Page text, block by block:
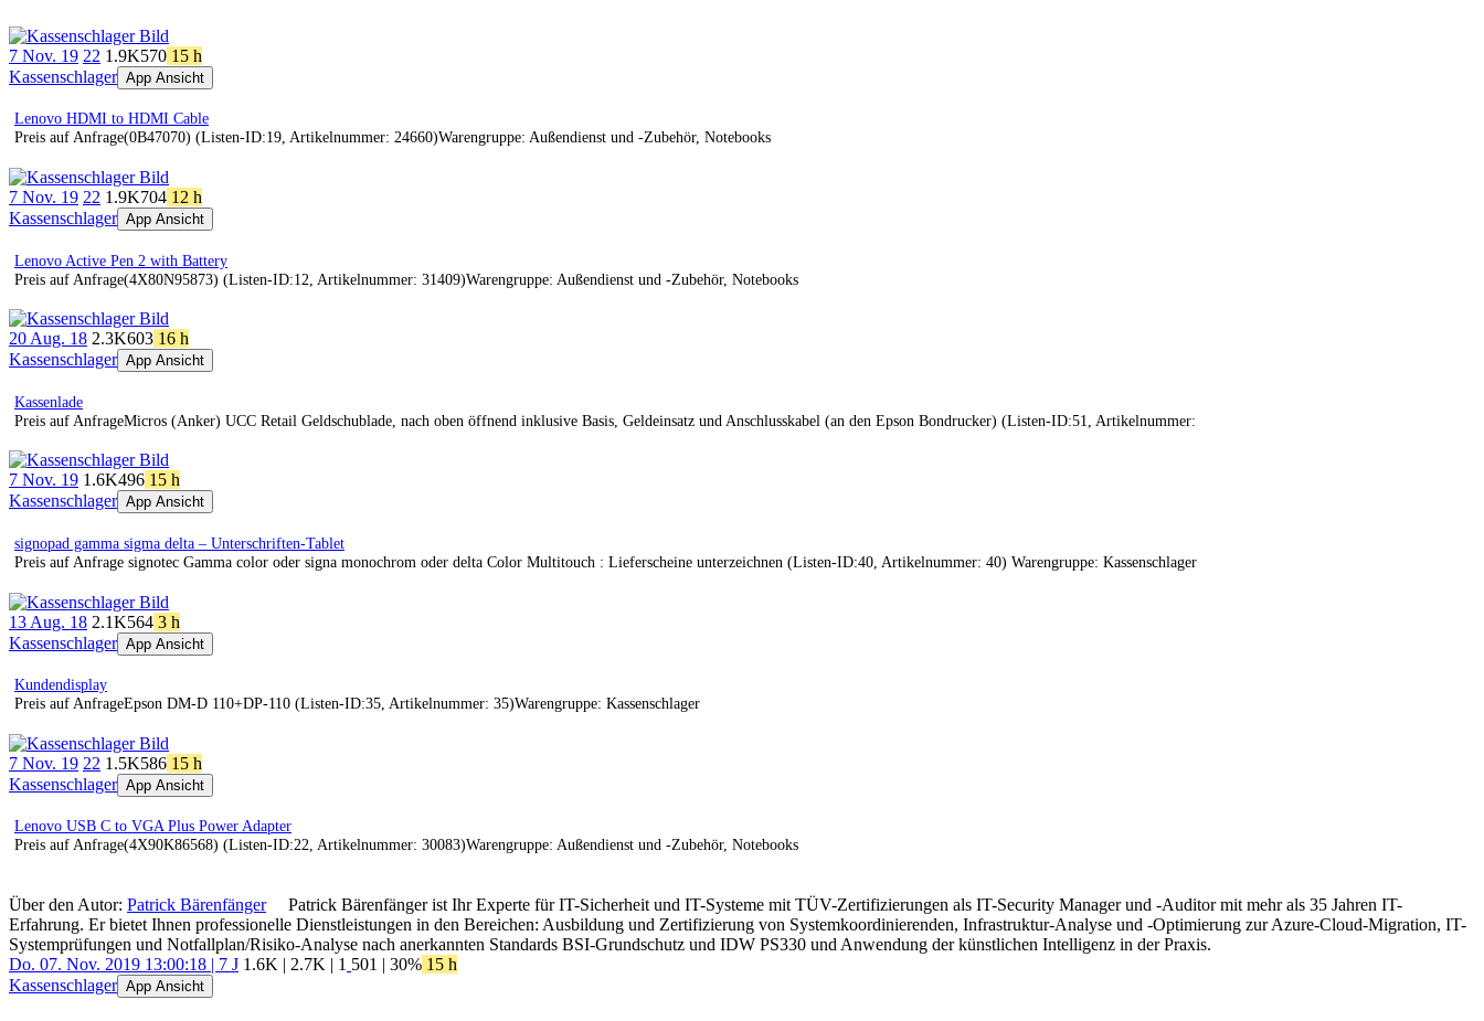
7 Nov. 19 22 1.9K570 15 h
Kassenschlager App Ansicht
Lenovo HDMI to HDMI Cable
Preis auf Anfrage(0B47070) (Listen-ID:19, Artikelnummer: 24660)Warengruppe: Außendienst und -Zubehör, Notebooks
7 Nov. 19 22 1.9K704 12 h
Kassenschlager App Ansicht
Lenovo Active Pen 2 with Battery
Preis auf Anfrage(4X80N95873) (Listen-ID:12, Artikelnummer: 31409)Warengruppe: Außendienst und -Zubehör, Notebooks
20 Aug. 18 2.3K603 16 h
Kassenschlager App Ansicht
Kassenlade
Preis auf AnfrageMicros (Anker) UCC Retail Geldschublade, nach oben öffnend inklusive Basis, Geldeinsatz und Anschlusskabel (an den Epson Bondrucker) (Listen-ID:51, Artikelnummer:
7 Nov. 19 1.6K496 15 h
Kassenschlager App Ansicht
signopad gamma sigma delta – Unterschriften-Tablet
Preis auf Anfrage signotec Gamma color oder signa monochrom oder delta Color Multitouch : Lieferscheine unterzeichnen (Listen-ID:40, Artikelnummer: 40) Warengruppe: Kassenschlager
13 Aug. 18 2.1K564 3 h
Kassenschlager App Ansicht
Kundendisplay
Preis auf AnfrageEpson DM-D 110+DP-110 (Listen-ID:35, Artikelnummer: 35)Warengruppe: Kassenschlager
7 Nov. 19 22 1.5K586 15 h
Kassenschlager App Ansicht
Lenovo USB C to VGA Plus Power Adapter
Preis auf Anfrage(4X90K86568) (Listen-ID:22, Artikelnummer: 30083)Warengruppe: Außendienst und -Zubehör, Notebooks
Über den Autor: Patrick Bärenfänger
Patrick Bärenfänger ist Ihr Experte für IT-Sicherheit und IT-Systeme mit TÜV-Zertifizierungen als IT-Security Manager und -Auditor mit mehr als 35 Jahren IT-
Erfahrung. Er bietet Ihnen professionelle Dienstleistungen in den Bereichen: Ausbildung und Zertifizierung von Systemkoordinierenden, Infrastruktur-Analyse und -Optimierung zur Azure-Cloud-Migration, IT-
Systemprüfungen und Notfallplan/Risiko-Analyse nach anerkannten Standards BSI-Grundschutz und IDW PS330 und Anwendung der künstlichen Intelligenz in der Praxis.
Do. 07. Nov. 2019 13:00:18 | 7 J 1.6K | 2.7K | 1 501 | 30% 15 h
Kassenschlager App Ansicht